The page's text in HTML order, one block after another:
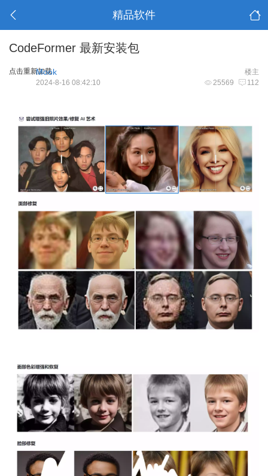
精品软件
CodeFormer 最新安装包
点击重新加载 楼主
Mook
25569 112
2024-8-16 08:42:10